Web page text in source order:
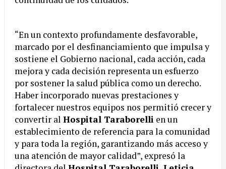
“En un contexto profundamente desfavorable,
marcado por el desfinanciamiento que impulsa y
sostiene el Gobierno nacional, cada acción, cada
mejora y cada decisión representa un esfuerzo
por sostener la salud pública como un derecho.
Haber incorporado nuevas prestaciones y
fortalecer nuestros equipos nos permitió crecer y
convertir al Hospital Taraborelli en un
establecimiento de referencia para la comunidad
y para toda la región, garantizando más acceso y
una atención de mayor calidad”, expresó la